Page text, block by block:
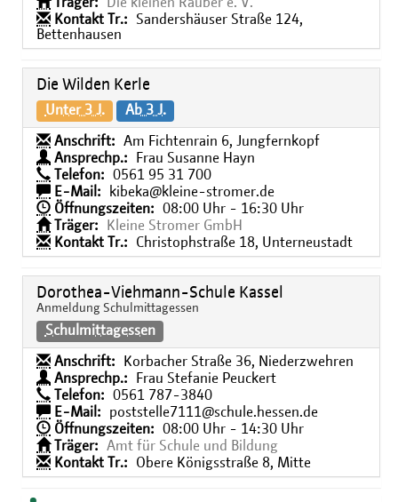
Träger:
Die kleinen Räuber e. V.
Kontakt Tr.:
Sandershäuser Straße 124,
Bettenhausen
Die Wilden Kerle
Unter 3 J. Ab 3 J.
Anschrift:
Am Fichtenrain 6, Jungfernkopf
Ansprechp.:
Frau Susanne Hayn
Telefon:
0561 95 31 700
E-Mail:
kibeka@kleine-stromer.de
Öffnungszeiten:
08:00 Uhr - 16:30 Uhr
Träger:
Kleine Stromer GmbH
Kontakt Tr.:
Christophstraße 18, Unterneustadt
Dorothea-Viehmann-Schule Kassel
Anmeldung Schulmittagessen
Schulmittagessen
Anschrift:
Korbacher Straße 36, Niederzwehren
Ansprechp.:
Frau Stefanie Peuckert
Telefon:
0561 787-3840
E-Mail:
poststelle7111@schule.hessen.de
Öffnungszeiten:
08:00 Uhr - 14:30 Uhr
Träger:
Amt für Schule und Bildung
Kontakt Tr.:
Obere Königsstraße 8, Mitte